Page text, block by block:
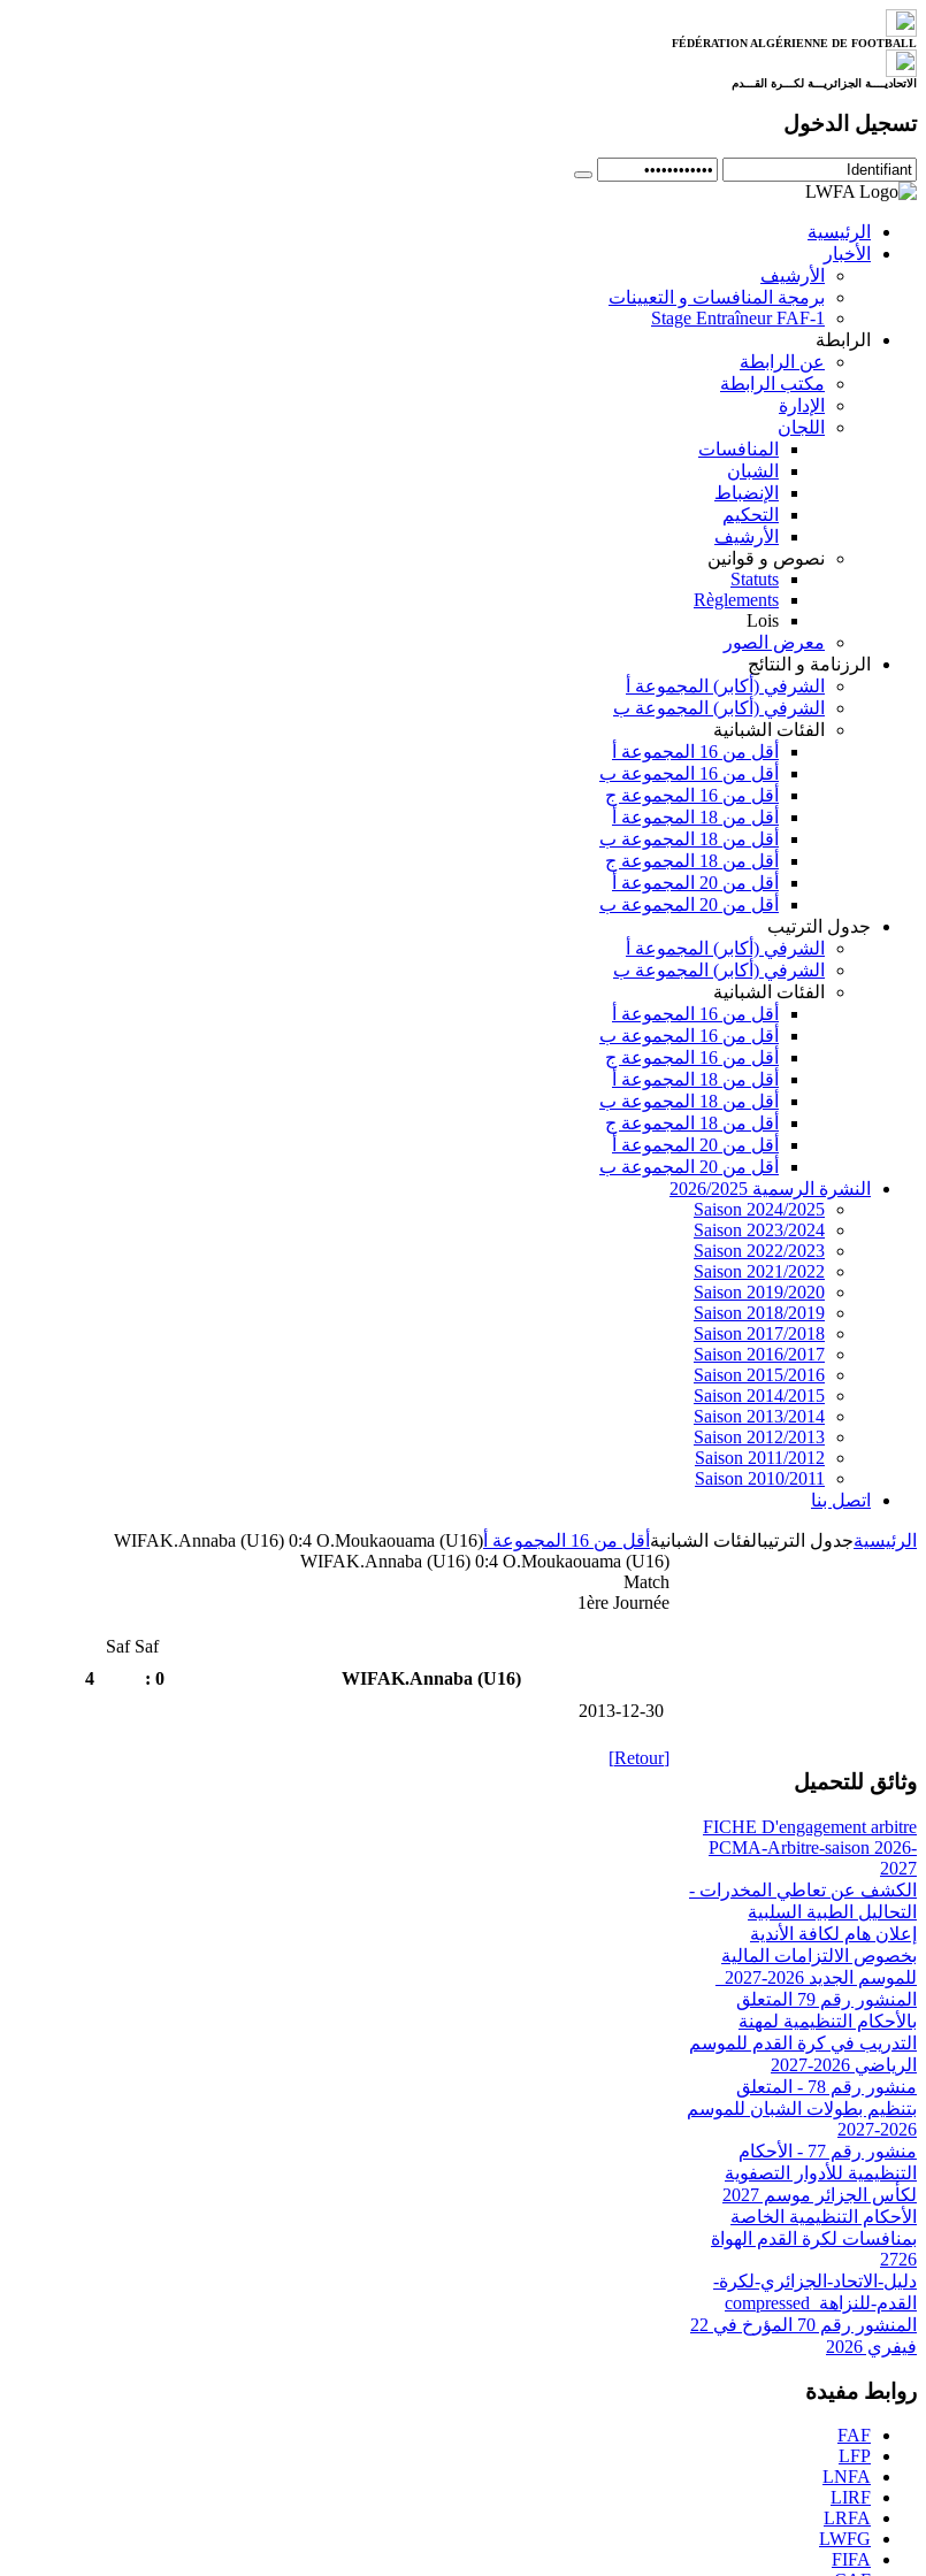
FÉDÉRATION ALGÉRIENNE DE FOOTBALL
الاتحاديــــة الجزائريـــة لكـــرة القـــدم
تسجيل الدخول
الرئيسية
الأخبار
الأرشيف
برمجة المنافسات و التعيينات
Stage Entraîneur FAF-1
الرابطة
عن الرابطة
مكتب الرابطة
الإدارة
اللجان
المنافسات
الشبان
الإنضباط
التحكيم
الأرشيف
نصوص و قوانين
Statuts
Règlements
Lois
معرض الصور
الرزنامة و النتائج
الشرفي (أكابر) المجموعة أ
الشرفي (أكابر) المجموعة ب
الفئات الشبانية
أقل من 16 المجموعة أ
أقل من 16 المجموعة ب
أقل من 16 المجموعة ج
أقل من 18 المجموعة أ
أقل من 18 المجموعة ب
أقل من 18 المجموعة ج
أقل من 20 المجموعة أ
أقل من 20 المجموعة ب
جدول الترتيب
الشرفي (أكابر) المجموعة أ
الشرفي (أكابر) المجموعة ب
الفئات الشبانية
أقل من 16 المجموعة أ
أقل من 16 المجموعة ب
أقل من 16 المجموعة ج
أقل من 18 المجموعة أ
أقل من 18 المجموعة ب
أقل من 18 المجموعة ج
أقل من 20 المجموعة أ
أقل من 20 المجموعة ب
النشرة الرسمية 2026/2025
Saison 2024/2025
Saison 2023/2024
Saison 2022/2023
Saison 2021/2022
Saison 2019/2020
Saison 2018/2019
Saison 2017/2018
Saison 2016/2017
Saison 2015/2016
Saison 2014/2015
Saison 2013/2014
Saison 2012/2013
Saison 2011/2012
Saison 2010/2011
اتصل بنا
الرئيسيةجدول الترتيبالفئات الشبانية أقل من 16 المجموعة أ
WIFAK.Annaba (U16) 0:4 O.Moukaouama (U16)
WIFAK.Annaba (U16) 0:4 O.Moukaouama (U16)
Match
1ère Journée
Saf Saf
WIFAK.Annaba (U16)
0 :
4
2013-12-30
[Retour]
وثائق للتحميل
FICHE D'engagement arbitre
PCMA-Arbitre-saison 2026-
2027
الكشف عن تعاطي المخدرات -
التحاليل الطبية السلبية
إعلان هام لكافة الأندية
بخصوص الالتزامات المالية
للموسم الجديد 2026-2027_
المنشور رقم 79 المتعلق
بالأحكام التنظيمية لمهنة
التدريب في كرة القدم للموسم
الرياضي 2026-2027
منشور رقم 78 - المتعلق
بتنظيم بطولات الشبان للموسم
2026-2027
منشور رقم 77 - الأحكام
التنظيمية للأدوار التصفوية
لكأس الجزائر موسم 2027
الأحكام التنظيمية الخاصة
بمنافسات لكرة القدم الهواة
2726
دليل-الاتحاد-الجزائري-لكرة-
القدم-للنزاهة_compressed
المنشور رقم 70 المؤرخ في 22
فيفري 2026
روابط مفيدة
FAF
LFP
LNFA
LIRF
LRFA
LWFG
FIFA